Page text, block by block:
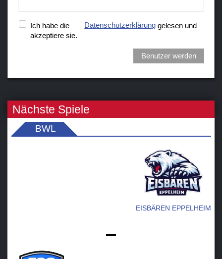
Ich habe die Datenschutzerklärung gelesen und
akzeptiere sie.
Benutzer werden
Nächste Spiele
BWL
EISBÄREN EPPELHEIM
-